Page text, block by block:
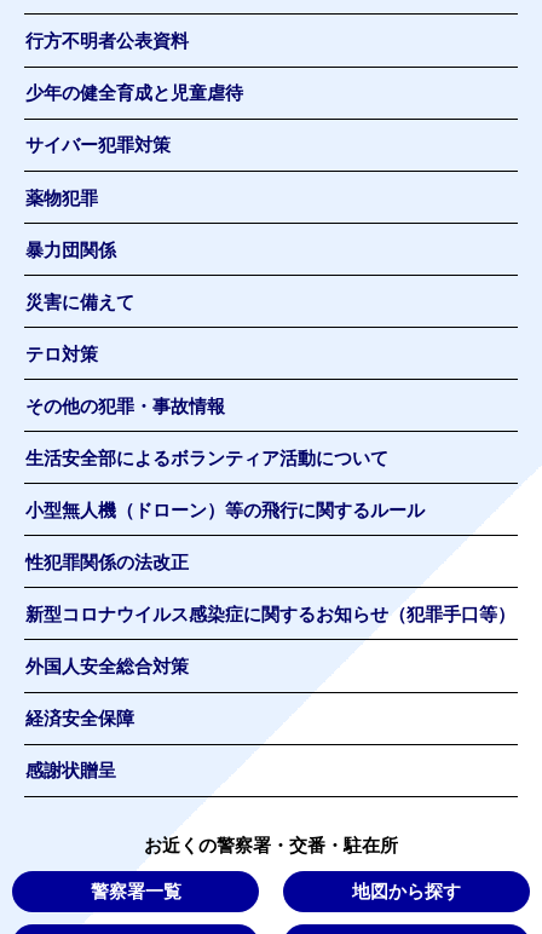
行方不明者公表資料
少年の健全育成と児童虐待
サイバー犯罪対策
薬物犯罪
暴力団関係
災害に備えて
テロ対策
その他の犯罪・事故情報
生活安全部によるボランティア活動について
小型無人機（ドローン）等の飛行に関するルール
性犯罪関係の法改正
新型コロナウイルス感染症に関するお知らせ（犯罪手口等）
外国人安全総合対策
経済安全保障
感謝状贈呈
お近くの警察署・交番・駐在所
警察署一覧 地図から探す